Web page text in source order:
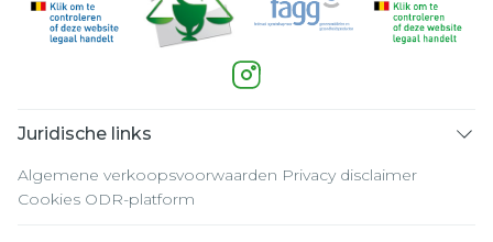
Juridische links
Algemene verkoopsvoorwaarden Privacy disclaimer
Cookies ODR-platform